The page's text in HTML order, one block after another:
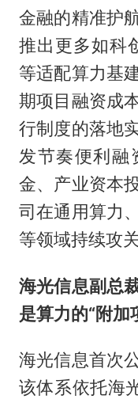
金融的精准护
推出更多如科
等适配算力基
期项目融资成
行制度的落地
发节奏便利融
金、产业资本
司在通用算力
等领域持续攻关
海光信息副总
是算力的“附加
海光信息首次
该体系依托海